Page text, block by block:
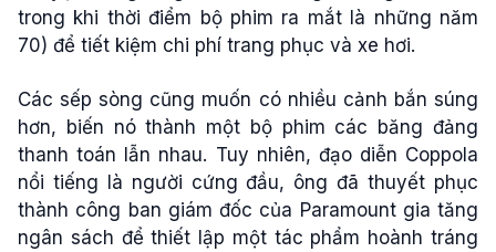
trong khi thời điểm bộ phim ra mắt là những năm
70) để tiết kiệm chi phí trang phục và xe hơi.
Các sếp sòng cũng muốn có nhiều cảnh bắn súng
hơn, biến nó thành một bộ phim các băng đảng
thanh toán lẫn nhau. Tuy nhiên, đạo diễn Coppola
nổi tiếng là người cứng đầu, ông đã thuyết phục
thành công ban giám đốc của Paramount gia tăng
ngân sách để thiết lập một tác phẩm hoành tráng